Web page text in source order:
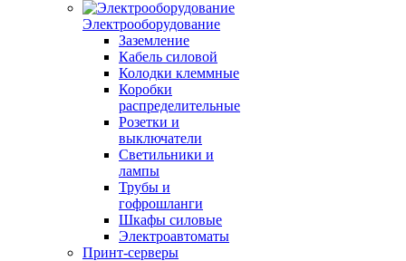
Электрооборудование
Заземление
Кабель силовой
Колодки клеммные
Коробки
распределительные
Розетки и
выключатели
Светильники и
лампы
Трубы и
гофрошланги
Шкафы силовые
Электроавтоматы
Принт-серверы